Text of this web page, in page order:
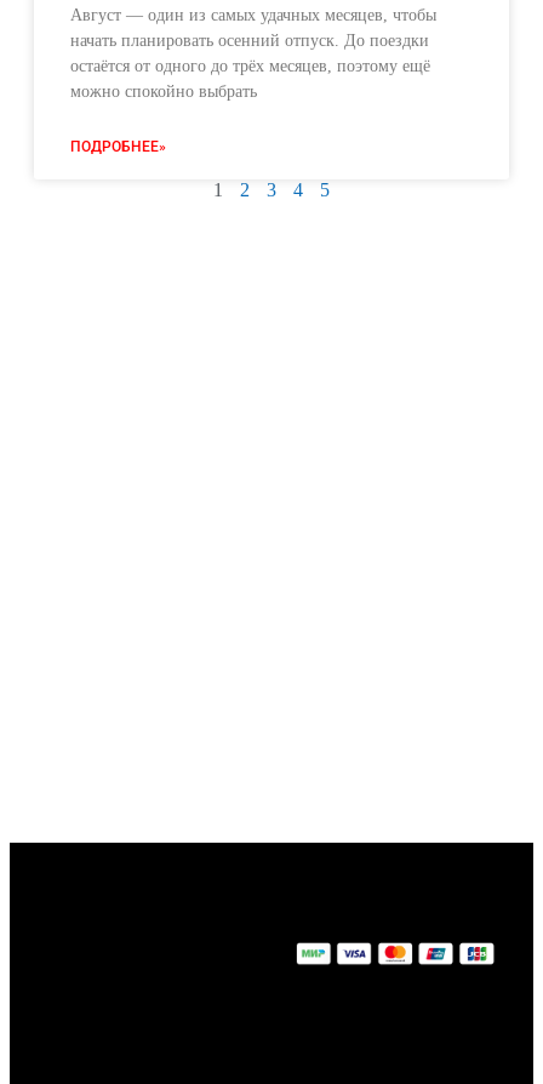
Август — один из самых удачных месяцев, чтобы
начать планировать осенний отпуск. До поездки
остаётся от одного до трёх месяцев, поэтому ещё
можно спокойно выбрать
ПОДРОБНЕЕ»
1 2 3 4 5